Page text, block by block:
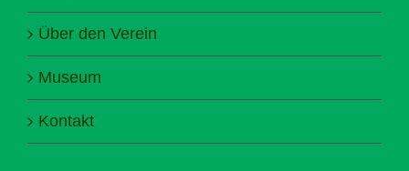
Über den Verein
Museum
Kontakt